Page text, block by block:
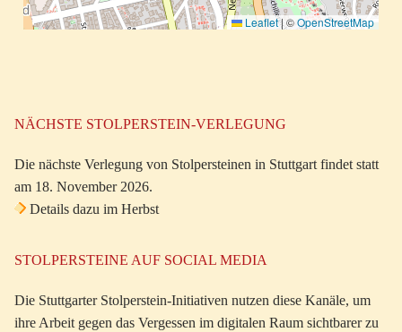
Leaflet|©OpenStreetMap
NÄCHSTE STOLPERSTEIN-VERLEGUNG
Die nächste Verlegung von Stolpersteinen in Stuttgart findet statt
am 18. November 2026.
Details dazu im Herbst
STOLPERSTEINE AUF SOCIAL MEDIA
Die Stuttgarter Stolperstein-Initiativen nutzen diese Kanäle, um
ihre Arbeit gegen das Vergessen im digitalen Raum sichtbarer zu